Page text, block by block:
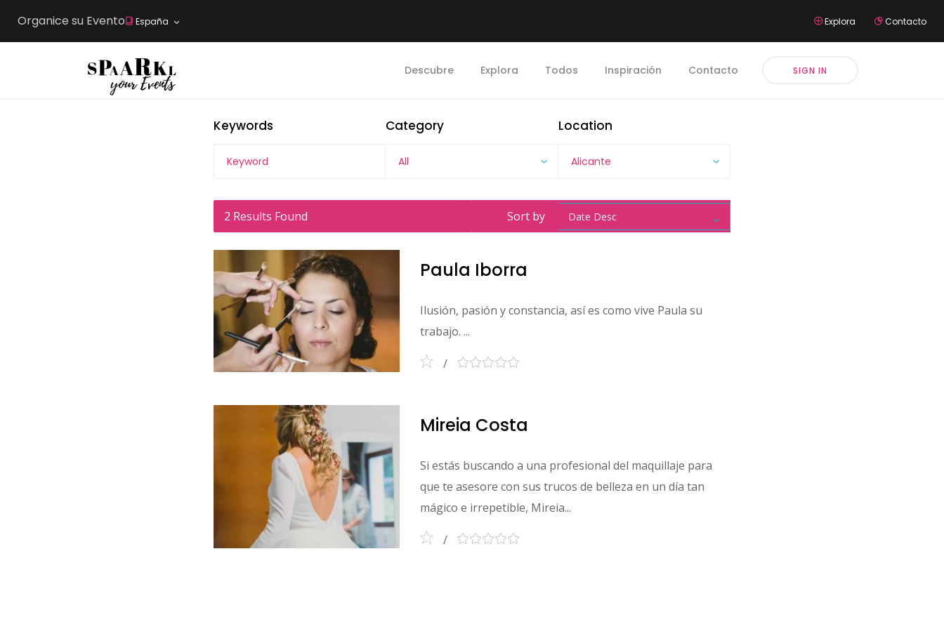
Organice su Evento España Explora Contacto
Descubre Explora Todos Inspiración Contacto SIGN IN
Keywords Category
All
Location
Alicante
2 Results Found Sort by Date Desc
Paula Iborra
Ilusión, pasión y constancia, así es como vive Paula su
trabajo. ...
Mireia Costa
Si estás buscando a una profesional del maquillaje para
que te asesore con sus trucos de belleza en un día tan
mágico e irrepetible, Mireia...